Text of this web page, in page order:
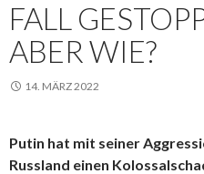
FALL
ABER WIE?
14. MÄRZ 2022
Putin hat mit seiner
Russland einen